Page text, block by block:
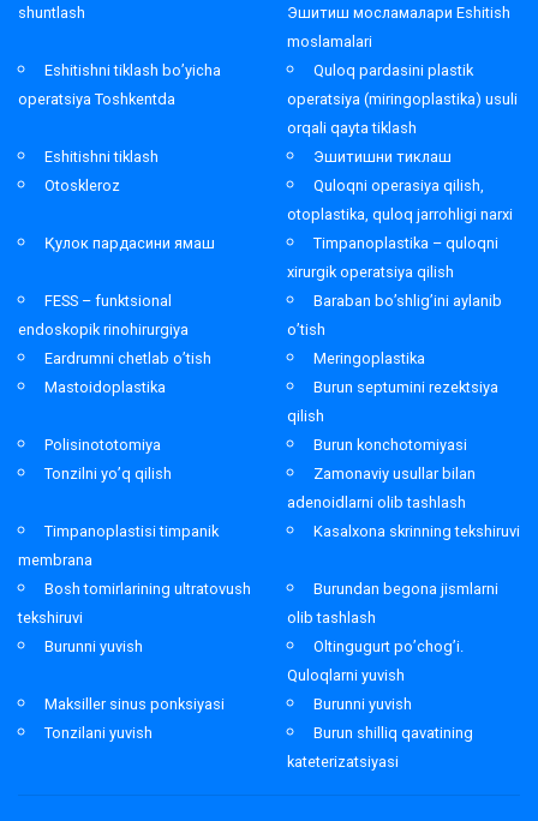
shuntlash
Эшитиш мосламалари Eshitish
moslamalari
Eshitishni tiklash bo’yicha
operatsiya Toshkentda
Quloq pardasini plastik
operatsiya (miringoplastika) usuli
orqali qayta tiklash
Eshitishni tiklash
Эшитишни тиклаш
Otoskleroz
Quloqni operasiya qilish,
otoplastika, quloq jarrohligi narxi
Қулок пардасини ямаш
Timpanoplastika – quloqni
xirurgik operatsiya qilish
FESS – funktsional
endoskopik rinohirurgiya
Baraban bo’shlig’ini aylanib
o’tish
Eardrumni chetlab o’tish
Meringoplastika
Mastoidoplastika
Burun septumini rezektsiya
qilish
Polisinototomiya
Burun konchotomiyasi
Tonzilni yo’q qilish
Zamonaviy usullar bilan
adenoidlarni olib tashlash
Timpanoplastisi timpanik
membrana
Kasalxona skrinning tekshiruvi
Bosh tomirlarining ultratovush
tekshiruvi
Burundan begona jismlarni
olib tashlash
Burunni yuvish
Oltingugurt po’chog’i.
Quloqlarni yuvish
Maksiller sinus ponksiyasi
Burunni yuvish
Tonzilani yuvish
Burun shilliq qavatining
kateterizatsiyasi